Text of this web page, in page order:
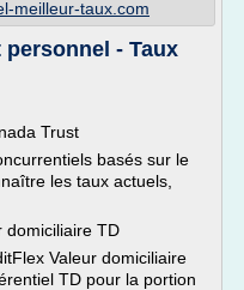
meilleur-taux.com
personnel - Taux
Trust
basés sur le
les taux actuels,
domiciliaire TD
Valeur domiciliaire
TD pour la portion